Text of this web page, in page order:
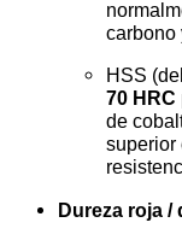
carbono
HSS
70 HRC
de
superior
Dureza roja /